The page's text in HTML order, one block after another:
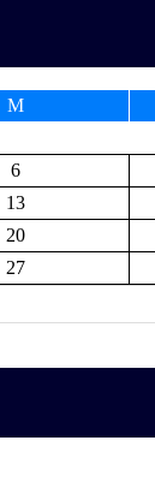
M
6
13
20
27